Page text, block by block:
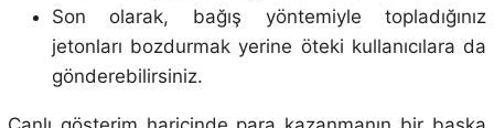
Son olarak, bağış yöntemiyle topladığınız
jetonları bozdurmak yerine öteki kullanıcılara da
gönderebilirsiniz.